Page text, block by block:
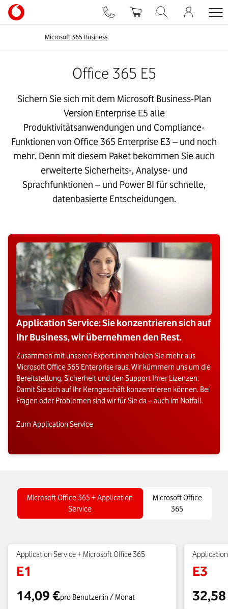
Microsoft 365 Business
Office 365 E5
Sichern Sie sich mit dem Microsoft Business-Plan
Version Enterprise E5 alle
Produktivitätsanwendungen und Compliance-
Funktionen von Office 365 Enterprise E3 – und noch
mehr. Denn mit diesem Paket bekommen Sie auch
erweiterte Sicherheits-, Analyse- und
Sprachfunktionen – und Power BI für schnelle,
datenbasierte Entscheidungen.
Application Service: Sie konzentrieren sich auf
Ihr Business, wir übernehmen den Rest.
Zusammen mit unseren Expert:innen holen Sie mehr aus
Microsoft Office 365 Enterprise raus. Wir kümmern uns um die
Bereitstellung, Sicherheit und den Support Ihrer Lizenzen.
Damit Sie sich auf Ihr Kerngeschäft konzentrieren können. Bei
Fragen oder Problemen sind wir für Sie da – auch im Notfall.
Zum Application Service
Microsoft Office 365 + Application
Service​
Microsoft Office
365
Application Service + Microsoft Office 365
E1
14,09 €pro Benutzer:in / Monat
E3
32,58